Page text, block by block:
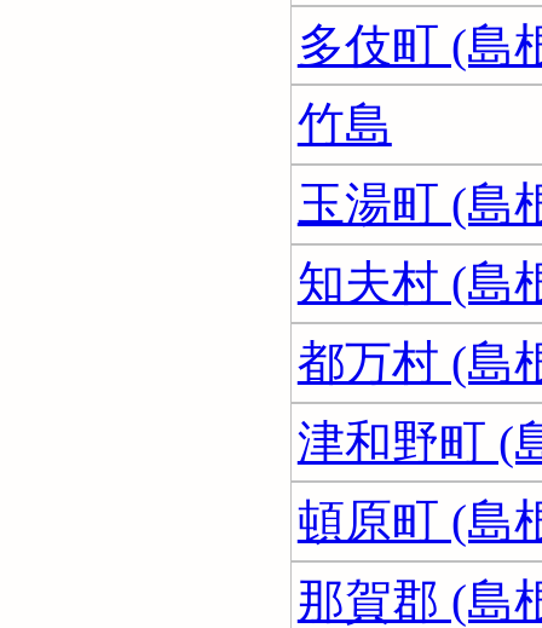
多伎町 (島
竹島
玉湯町 (島
知夫村 (島
都万村 (島
津和野町 (
頓原町 (島
那賀郡 (島